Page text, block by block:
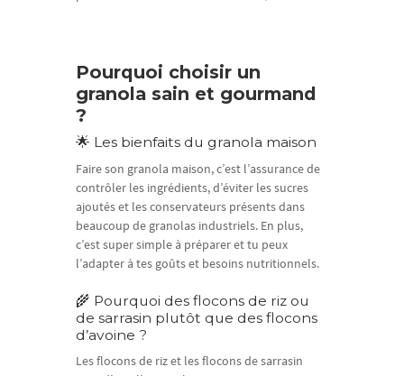
Pourquoi choisir un
granola sain et gourmand
?
🌟 Les bienfaits du granola maison
Faire son granola maison, c’est l’assurance de
contrôler les ingrédients, d’éviter les sucres
ajoutés et les conservateurs présents dans
beaucoup de granolas industriels. En plus,
c’est super simple à préparer et tu peux
l’adapter à tes goûts et besoins nutritionnels.
🌾 Pourquoi des flocons de riz ou
de sarrasin plutôt que des flocons
d’avoine ?
Les flocons de riz et les flocons de sarrasin